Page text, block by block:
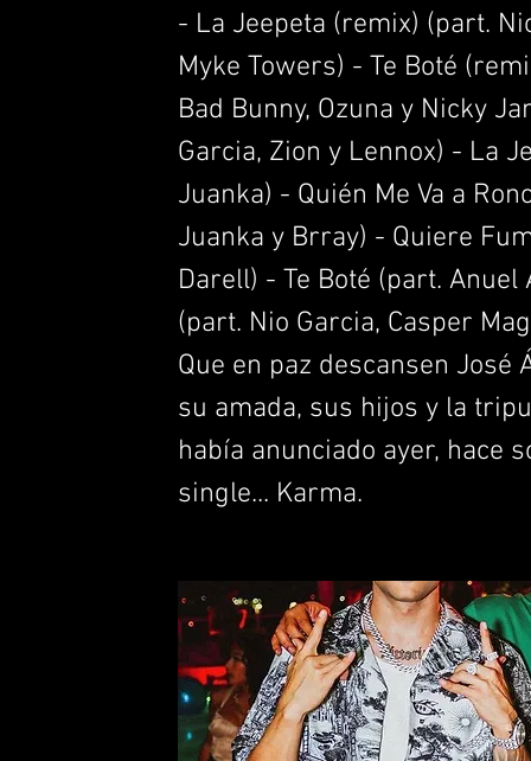
- La Jeepeta (remix) (part.
Myke Towers) - Te Boté
Bad Bunny, Ozuna y Nicky
Garcia, Zion y Lennox) - La
Juanka) - Quién Me Va a
Juanka y Brray) - Quiere
Darell) - Te Boté (part.
(part. Nio Garcia, Casper
Que en paz descansen José
su amada, sus hijos y la
había anunciado ayer, hace
single... Karma.